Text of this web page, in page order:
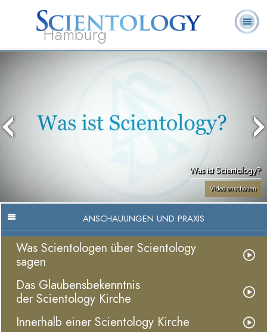
Hamburg
Geistliche
Was ist Scientology?
Video anschauen
ANSCHAUUNGEN UND PRAXIS
Was Scientologen über Scientology
sagen
Das Glaubensbekenntnis
der Scientology Kirche
Innerhalb einer Scientology Kirche